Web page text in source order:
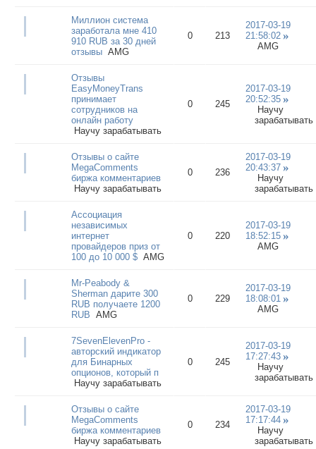
Миллион система
заработала мне 410
910 RUB за 30 дней
отзывы AMG
0 213
2017-03-19
21:58:02
AMG
Отзывы
EasyMoneyTrans
принимает
сотрудников на
онлайн работу
Научу зарабатывать
0 245
2017-03-19
20:52:35
Научу
зарабатывать
Отзывы о сайте
MegaComments
биржа комментариев
Научу зарабатывать
0 236
2017-03-19
20:43:37
Научу
зарабатывать
Ассоциация
независимых
интернет
провайдеров приз от
100 до 10 000 $ AMG
0 220
2017-03-19
18:52:15
AMG
Mr-Peabody &
Sherman дарите 300
RUB получаете 1200
RUB AMG
0 229
2017-03-19
18:08:01
AMG
7SevenElevenPro -
авторский индикатор
для Бинарных
опционов, который п
Научу зарабатывать
0 245
2017-03-19
17:27:43
Научу
зарабатывать
Отзывы о сайте
MegaComments
биржа комментариев
Научу зарабатывать
0 234
2017-03-19
17:17:44
Научу
зарабатывать